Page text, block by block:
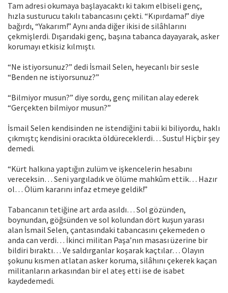
Tam adresi okumaya başlayacaktı ki takım elbiseli genç,
hızla susturucu takılı tabancasını çekti. “Kıpırdama!” diye
bağırdı, “Yakarım!” Aynı anda diğer ikisi de silâhlarını
çekmişlerdi. Dışarıdaki genç, başına tabanca dayayarak, asker
korumayı etkisiz kılmıştı.
“Ne istiyorsunuz?” dedi İsmail Selen, heyecanlı bir sesle
“Benden ne istiyorsunuz?”
“Bilmiyor musun?” diye sordu, genç militan alay ederek
“Gerçekten bilmiyor musun?”
İsmail Selen kendisinden ne istendiğini tabii ki biliyordu, haklı
çıkmıştı; kendisini oracıkta öldüreceklerdi… Sustu! Hiçbir şey
demedi.
“Kürt halkına yaptığın zulüm ve işkencelerin hesabını
vereceksin… Seni yargıladık ve ölüme mahkûm ettik… Hazır
ol… Ölüm kararını infaz etmeye geldik!”
Tabancanın tetiğine art arda asıldı… Sol gözünden,
boynundan, göğsünden ve sol kolundan dört kuşun yarası
alan İsmail Selen, çantasındaki tabancasını çekemeden o
anda can verdi… İkinci militan Paşa’nın masası üzerine bir
bildiri bıraktı… Ve saldırganlar koşarak kaçtılar… Olayın
şokunu kısmen atlatan asker koruma, silâhını çekerek kaçan
militanların arkasından bir el ateş etti ise de isabet
kaydedemedi.